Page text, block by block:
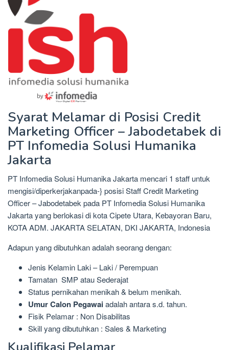
Syarat Melamar di Posisi Credit
Marketing Officer – Jabodetabek di
PT Infomedia Solusi Humanika
Jakarta
PT Infomedia Solusi Humanika Jakarta mencari 1 staff untuk
mengisi/diperkerjakanpada-} posisi Staff Credit Marketing
Officer – Jabodetabek pada PT Infomedia Solusi Humanika
Jakarta yang berlokasi di kota Cipete Utara, Kebayoran Baru,
KOTA ADM. JAKARTA SELATAN, DKI JAKARTA, Indonesia
Adapun yang dibutuhkan adalah seorang dengan:
Jenis Kelamin Laki – Laki / Perempuan
Tamatan SMP atau Sederajat
Status pernikahan menikah & belum menikah.
Umur Calon Pegawaiadalah antara s.d. tahun.
Fisik Pelamar : Non Disabilitas
Skill yang dibutuhkan : Sales & Marketing